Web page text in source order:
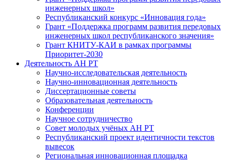
инженерных школ»
Республиканский конкурс «Инновация года»
Грант «Поддержка программ развития передовых
инженерных школ республиканского значения»
Грант КНИТУ-КАИ в рамках программы
Приоритет-2030
Деятельность АН РТ
Научно-исследовательская деятельность
Научно-инновационная деятельность
Диссертационные советы
Образовательная деятельность
Конференции
Научное сотрудничество
Совет молодых учёных АН РТ
Республиканский проект идентичности текстов
вывесок
Региональная инновационная площадка